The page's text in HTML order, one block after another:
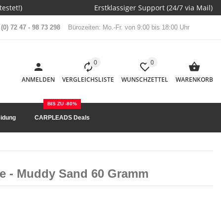
Erstklassiger Support (24/7 via Mail)
72 47 - 98 73 298 Bürozeiten: Mo.-Fr. von 9:00 bis 18:00 Uhr
ANMELDEN
0
VERGLEICHSLISTE
0
WUNSCHZETTEL WARENKORB
CARPLEADS Deals
BIS ZU -80%
- Muddy Sand 60 Gramm